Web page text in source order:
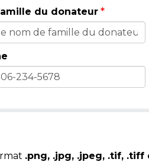
du donateur
.png, .jpg, .jpeg, .tif, .tiff